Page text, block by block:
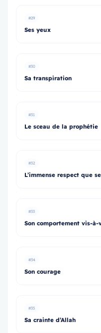
#29
Ses yeux
#30
Sa transpiration
#31
Le sceau de la prophétie
#32
L’immense respect que
#33
Son comportement vis-à-
#34
Son courage
#35
Sa crainte d’Allah